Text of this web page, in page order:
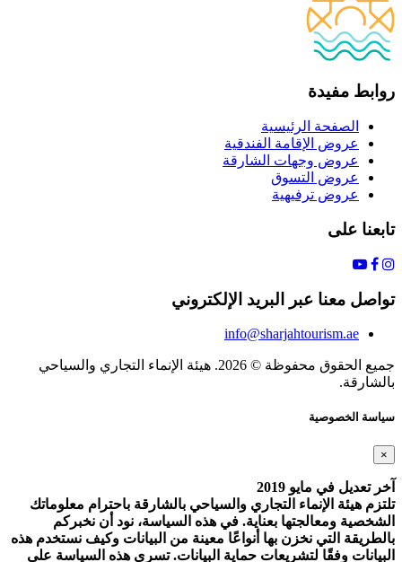
روابط مفيدة
الصفحة الرئيسية
عروض الإقامة الفندقية
عروض وجهات الشارقة
عروض التسوق
عروض ترفيهية
تابعنا على
تواصل معنا عبر البريد الإلكتروني
info@sharjahtourism.ae
جميع الحقوق محفوظة © 2026. هيئة الإنماء التجاري والسياحي
بالشارقة.
سياسة الخصوصية
×
آخر تعديل في مايو 2019
تلتزم هيئة الإنماء التجاري والسياحي بالشارقة باحترام معلوماتك
الشخصية ومعالجتها بعناية. في هذه السياسة، نود أن نخبركم
بالطريقة التي نخزن بها أنواعًا معينة من البيانات وكيف نستخدم هذه
البيانات وفقًا لتشريعات حماية البيانات. تسري هذه السياسة على